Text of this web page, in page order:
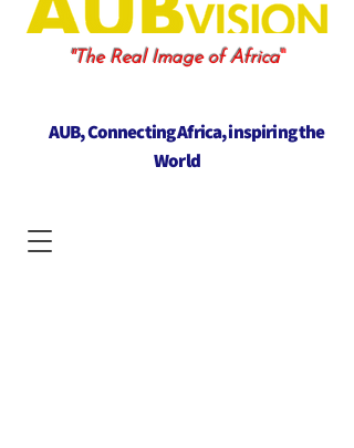
"The Real Image of Africa"
AUB, Connecting Africa, inspiring the
World